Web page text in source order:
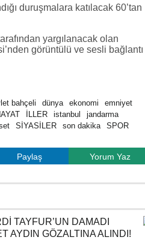
duruşmalara katılacak 60’tan
yargılanacak olan
görüntülü ve sesli bağlantı
bahçeli dünya ekonomi
emniyet
İLLER istanbul
jandarma
SİYASİLER son dakika
SPOR
Paylaş Yorum Yaz